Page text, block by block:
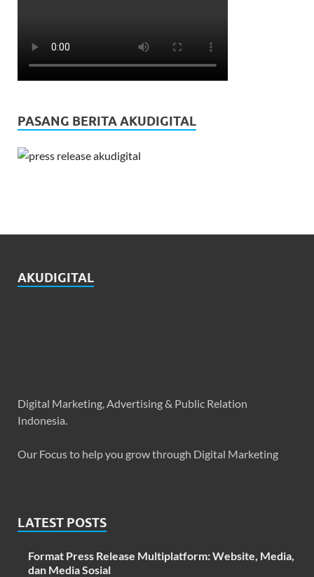
PASANG BERITA AKUDIGITAL
AKUDIGITAL
Digital Marketing, Advertising & Public Relation
Indonesia.
Our Focus to help you grow through Digital Marketing
LATEST POSTS
Format Press Release Multiplatform: Website, Media,
dan Media Sosial